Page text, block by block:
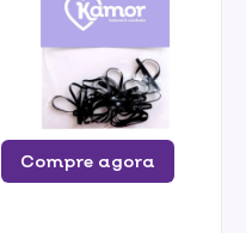
Compre agora